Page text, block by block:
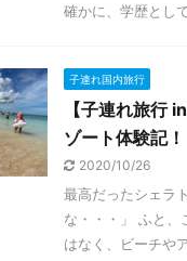
確かに、学歴とし
子連れ国内旅行
【子連れ旅行
ゾート体験記！
2020/10/26
最高だったシェラ
な・・・」 ふと、
はなく、ビーチや